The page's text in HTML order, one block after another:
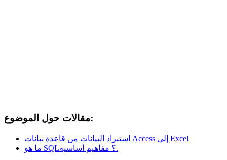
مقالات حول الموضوع:
استيراد البيانات من قاعدة بيانات Access إلى Excel
ما هو SQL؟ مفاهيم أساسية.